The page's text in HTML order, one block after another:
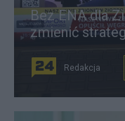
Bez ENA dla
zmienić
Redakcja